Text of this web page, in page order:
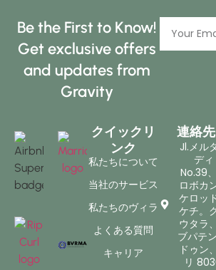
Be the First to Know!
Get exclusive offers
and updates from
Gravity
クイックリ
ンク
私たちについて
当社のサービス
私たちのヴィラ
よくある質問
キャリア
連絡先
Jl.メル
ディ
No.39
ロボカ
ケロッド
ケチ。
ウタラ
ブパテ
ドゥン
リ